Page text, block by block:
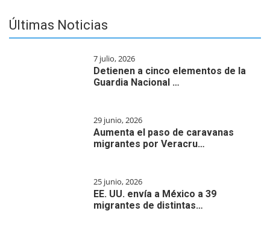
Últimas Noticias
7 julio, 2026
Detienen a cinco elementos de la
Guardia Nacional …
29 junio, 2026
Aumenta el paso de caravanas
migrantes por Veracru…
25 junio, 2026
EE. UU. envía a México a 39
migrantes de distintas…